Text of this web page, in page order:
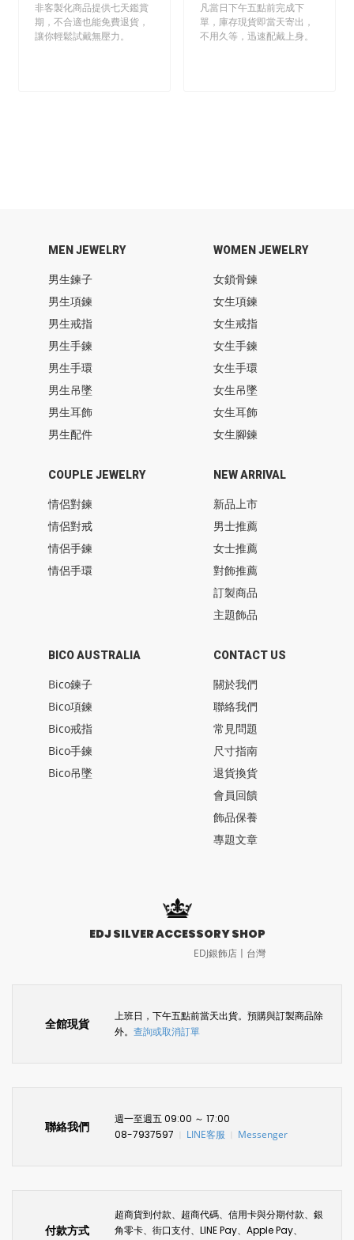
非客製化商品提供七天鑑賞
期，不合適也能免費退貨，
讓你輕鬆試戴無壓力。
凡當日下午五點前完成下
單，庫存現貨即當天寄出，
不用久等，迅速配戴上身。
MEN JEWELRY
男生鍊子
男生項鍊
男生戒指
男生手鍊
男生手環
男生吊墜
男生耳飾
男生配件
WOMEN JEWELRY
女鎖骨鍊
女生項鍊
女生戒指
女生手鍊
女生手環
女生吊墜
女生耳飾
女生腳鍊
COUPLE JEWELRY
情侶對鍊
情侶對戒
情侶手鍊
情侶手環
BICO AUSTRALIA
Bico鍊子
Bico項鍊
Bico戒指
Bico手鍊
Bico吊墜
NEW ARRIVAL
新品上市
男士推薦
女士推薦
對飾推薦
訂製商品
主題飾品
CONTACT US
關於我們
聯絡我們
常見問題
尺寸指南
退貨換貨
會員回饋
飾品保養
專題文章
EDJ SILVER ACCESSORY SHOP
EDJ銀飾店〡台灣
全館現貨
上班日，下午五點前當天出貨。預購與訂製商品除
外。 查詢或取消訂單
聯絡我們
週一至週五 09:00 ～ 17:00
08-7937597
LINE客服 Messenger
付款方式
超商貨到付款、超商代碼、信用卡與分期付款、銀
角零卡、街口支付、LINE Pay、Apple Pay、